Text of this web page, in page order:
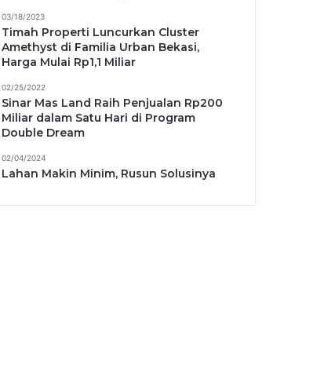
03/18/2023
Timah Properti Luncurkan Cluster
Amethyst di Familia Urban Bekasi,
Harga Mulai Rp1,1 Miliar
02/25/2022
Sinar Mas Land Raih Penjualan Rp200
Miliar dalam Satu Hari di Program
Double Dream
02/04/2024
Lahan Makin Minim, Rusun Solusinya